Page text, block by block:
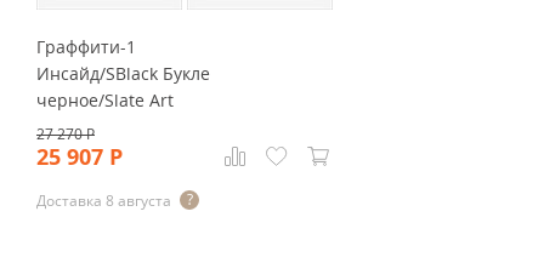
Граффити-1
Инсайд/SBlack Букле
черное/Slate Art
27 270Р
25 907 Р
Доставка 8 августа